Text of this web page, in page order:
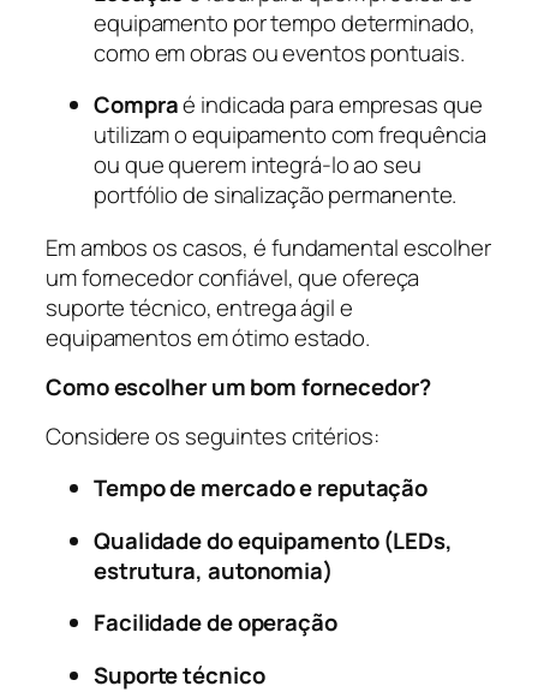
equipamento por tempo determinado,
como em obras ou eventos pontuais.
Compraé indicada para empresas que
utilizam o equipamento com frequência
ou que querem integrá-lo ao seu
portfólio de sinalização permanente.
Em ambos os casos, é fundamental escolher
um fornecedor confiável, que ofereça
suporte técnico, entrega ágil e
equipamentos em ótimo estado.
Como escolher um bom fornecedor?
Considere os seguintes critérios:
Tempo de mercado e reputação
Qualidade do equipamento (LEDs,
estrutura, autonomia)
Facilidade de operação
Suporte técnico